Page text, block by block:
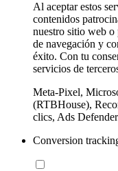
Al aceptar estos
contenidos
nuestro sitio web o
de navegación y
éxito. Con tu
servicios de
Meta-Pixel,
(RTBHouse),
clics, Ads Defender
Conversion